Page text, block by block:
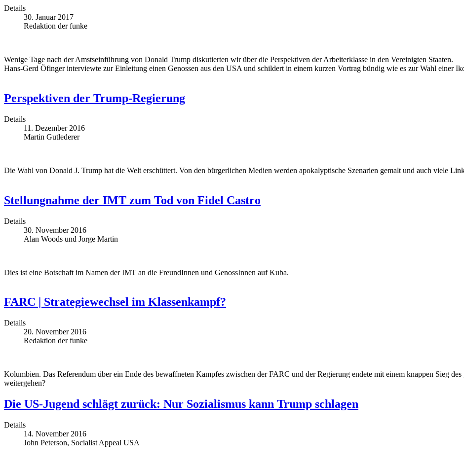
Details
30. Januar 2017
Redaktion der funke
Wenige Tage nach der Amstseinführung von Donald Trump diskutierten wir über die Perspektiven der Arbeiterklasse in den Vereinigten Staaten.
Hans-Gerd Öfinger interviewte zur Einleitung einen Genossen aus den USA und schildert in einem kurzen Vortrag bündig wie es zur Wahl einer
Perspektiven der Trump-Regierung
Details
11. Dezember 2016
Martin Gutlederer
Die Wahl von Donald J. Trump hat die Welt erschüttert. Von den bürgerlichen Medien werden apokalyptische Szenarien gemalt und auch viele
Stellungnahme der IMT zum Tod von Fidel Castro
Details
30. November 2016
Alan Woods und Jorge Martin
Dies ist eine Botschaft im Namen der IMT an die FreundInnen und GenossInnen auf Kuba.
FARC | Strategiewechsel im Klassenkampf?
Details
20. November 2016
Redaktion der funke
Kolumbien. Das Referendum über ein Ende des bewaffneten Kampfes zwischen der FARC und der Regierung endete mit einem knappen Sieg
weitergehen?
Die US-Jugend schlägt zurück: Nur Sozialismus kann Trump schlagen
Details
14. November 2016
John Peterson, Socialist Appeal USA